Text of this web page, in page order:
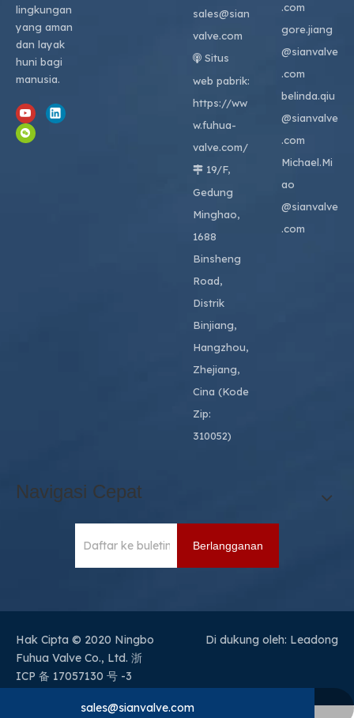
lingkungan
yang aman
dan layak
huni bagi
manusia.
+86 571 8768 0216
sales@sianvalve.com
sales@sian
valve.com
 Situs
web pabrik:
https://ww
w.fuhua-
valve.com/
 19/F,
Gedung
Minghao,
1688
Binsheng
Road,
Distrik
Binjiang,
Hangzhou,
Zhejiang,
Cina (Kode
Zip:
310052)
.com
gore.jiang
@sianvalve
.com
belinda.qiu
@sianvalve
.com
Michael.Mi
ao
@sianvalve
.com
Navigasi Cepat
Berlangganan
Hak Cipta © 2020 Ningbo
Fuhua Valve Co., Ltd. 浙
ICP 备 17057130 号 -3
Di dukung oleh: Leadong